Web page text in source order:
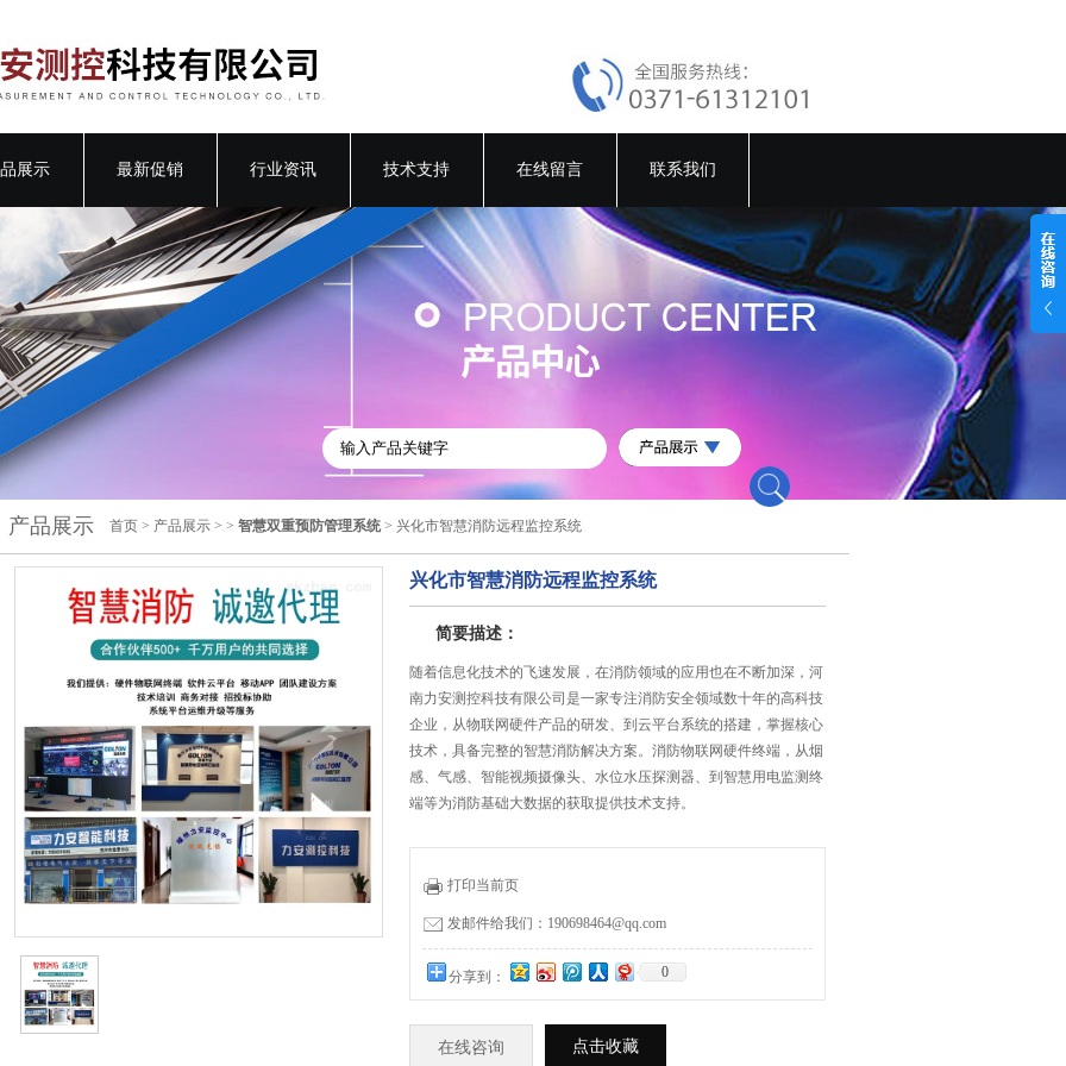
展示 最新促销 行业资讯 技术支持 在线留言 联系我们
产品展示 首页 > 产品展示 > > 智慧双重预防管理系统 > 兴化市智慧消防远程监控系统
兴化市智慧消防远程监控系统
简要描述：
随着信息化技术的飞速发展，在消防领域的应用也在不断加深，河
南力安测控科技有限公司是一家专注消防安全领域数十年的高科技
企业，从物联网硬件产品的研发、到云平台系统的搭建，掌握核心
技术，具备完整的智慧消防解决方案。消防物联网硬件终端，从烟
感、气感、智能视频摄像头、水位水压探测器、到智慧用电监测终
端等为消防基础大数据的获取提供技术支持。
打印当前页
发邮件给我们：190698464@qq.com
分享到： 0
在线咨询 点击收藏